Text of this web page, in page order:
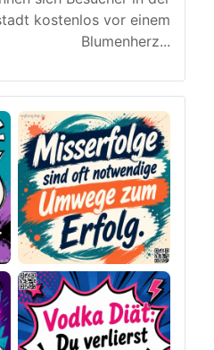
kostenlos vor einem
Blumenherz...